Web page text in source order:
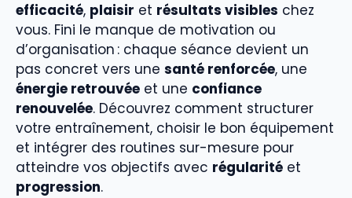
efficacité, plaisir et résultats visibles chez
vous. Fini le manque de motivation ou
d’organisation : chaque séance devient un
pas concret vers une santé renforcée, une
énergie retrouvée et une confiance
renouvelée. Découvrez comment structurer
votre entraînement, choisir le bon équipement
et intégrer des routines sur-mesure pour
atteindre vos objectifs avec régularité et
progression.